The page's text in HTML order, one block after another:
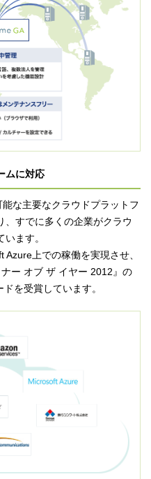
ムに対応
な主要なクラウドプラットフ
、すでに多くの企業がクラウ
ます。
上での稼働を実現させ、
ー オブ ザ イヤー 2012』の
を受賞しています。